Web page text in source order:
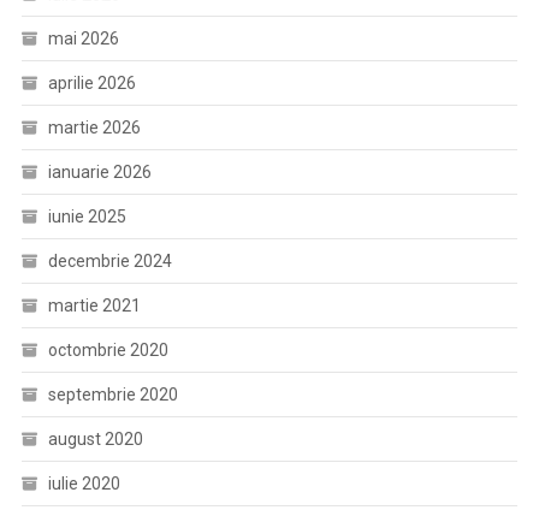
mai 2026
aprilie 2026
martie 2026
ianuarie 2026
iunie 2025
decembrie 2024
martie 2021
octombrie 2020
septembrie 2020
august 2020
iulie 2020